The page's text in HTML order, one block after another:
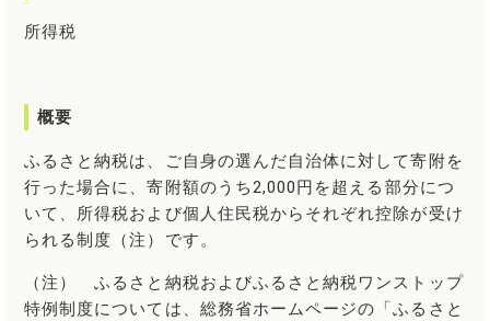
所得税
概要
ふるさと納税は、ご自身の選んだ自治体に対して寄附を
行った場合に、寄附額のうち2,000円を超える部分につ
いて、所得税および個人住民税からそれぞれ控除が受け
られる制度（注）です。
（注） ふるさと納税およびふるさと納税ワンストップ
特例制度については、総務省ホームページの「ふるさと